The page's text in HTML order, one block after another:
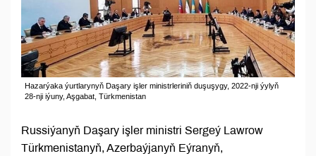
Hazarýaka ýurtlarynyň Daşary işler ministrleriniň duşuşygy, 2022-nji ýylyň
28-nji iýuny, Aşgabat, Türkmenistan
Russiýanyň Daşary işler ministri Sergeý Lawrow
Türkmenistanyň, Azerbaýjanyň Eýranyň,